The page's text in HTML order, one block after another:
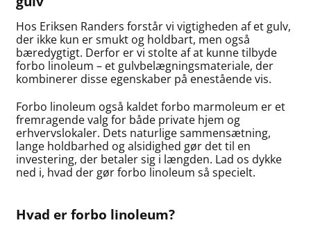
Hos Eriksen Randers forstår vi vigtigheden af et gulv,
der ikke kun er smukt og holdbart, men også
bæredygtigt. Derfor er vi stolte af at kunne tilbyde
forbo linoleum – et gulvbelægningsmateriale, der
kombinerer disse egenskaber på enestående vis.
Forbo linoleum også kaldet forbo marmoleum er et
fremragende valg for både private hjem og
erhvervslokaler. Dets naturlige sammensætning,
lange holdbarhed og alsidighed gør det til en
investering, der betaler sig i længden. Lad os dykke
ned i, hvad der gør forbo linoleum så specielt.
Hvad er forbo linoleum?